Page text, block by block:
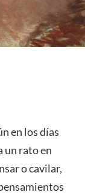
en los días
un rato en
o cavilar,